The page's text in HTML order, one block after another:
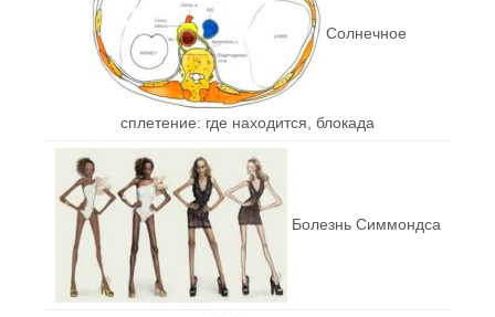
Солнечное
сплетение: где находится, блокада
Болезнь Симмондса